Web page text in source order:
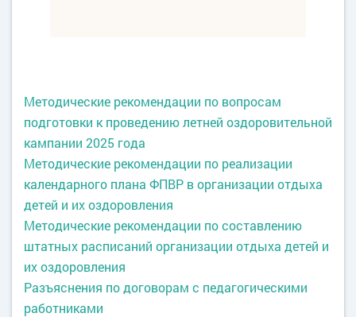
Методические рекомендации по вопросам
подготовки к проведению летней оздоровительной
кампании 2025 года
Методические рекомендации по реализации
календарного плана ФПВР в организации отдыха
детей и их оздоровления
Методические рекомендации по составлению
штатных расписаний организации отдыха детей и
их оздоровления
Разъяснения по договорам с педагогическими
работниками